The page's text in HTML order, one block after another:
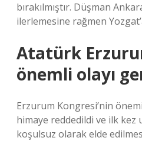
bırakılmıştır. Düşman
ilerlemesine rağmen
Atatürk
önemli olayı
Erzurum Kongresi’nin
himaye reddedildi ve ilk kez
koşulsuz olarak elde